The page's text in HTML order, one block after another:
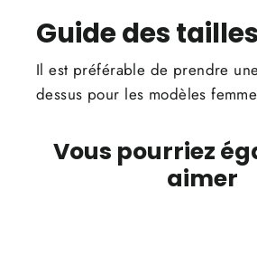
Guide des tailles
Il est préférable de prendre
dessus pour les modèles
Vous pourriez
aimer